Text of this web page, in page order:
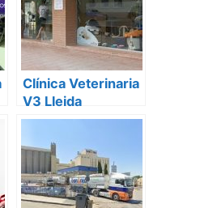
Clínica Veterinaria
V3 Lleida